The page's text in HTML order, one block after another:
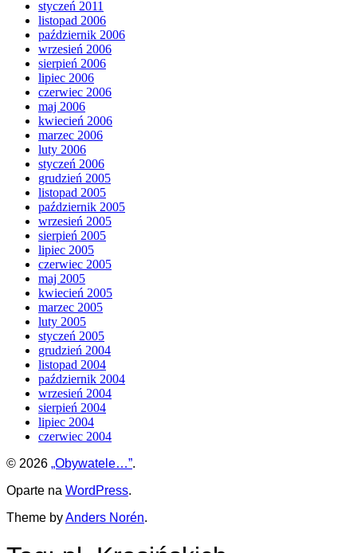
styczeń 2011
listopad 2006
październik 2006
wrzesień 2006
sierpień 2006
lipiec 2006
czerwiec 2006
maj 2006
kwiecień 2006
marzec 2006
luty 2006
styczeń 2006
grudzień 2005
listopad 2005
październik 2005
wrzesień 2005
sierpień 2005
lipiec 2005
czerwiec 2005
maj 2005
kwiecień 2005
marzec 2005
luty 2005
styczeń 2005
grudzień 2004
listopad 2004
październik 2004
wrzesień 2004
sierpień 2004
lipiec 2004
czerwiec 2004
© 2026 „Obywatele…”.
Oparte na WordPress.
Theme byAnders Norén.